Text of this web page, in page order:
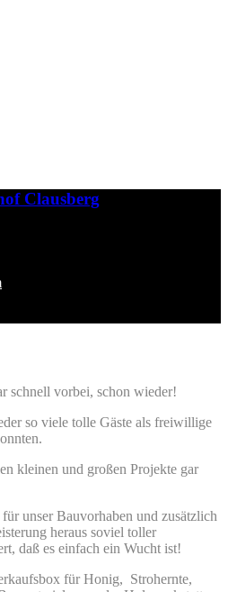
Clausberg
schnell vorbei, schon wieder!
so viele tolle Gäste als freiwillige
kleinen und großen Projekte gar
unser Bauvorhaben und zusätzlich
heraus soviel toller
daß es einfach ein Wucht ist!
für Honig, Strohernte,